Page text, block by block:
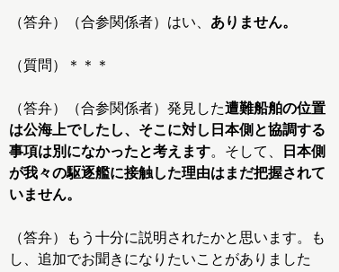
（答弁）（合参関係者）はい、 ありません。
（質問）＊＊＊
（答弁）（合参関係者）発見した遭難船舶の位置
は公海上でしたし、そこに対し日本側と協調する
事項は別になかったと考えます。そして、
日本側
が我々の駆逐艦に接触した理由はまだ把握されて
いません。
（答弁）もう十分に説明されたかと思います。も
し、追加でお聞きになりたいことがありました